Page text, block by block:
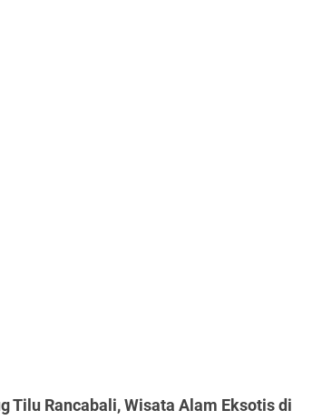
Tilu Rancabali, Wisata Alam Eksotis di